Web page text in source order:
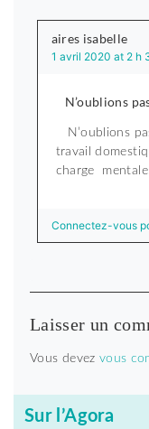
aires isabelle
1 avril 2020 at 2 h
N’oublions
N’oublions
travail
charge mentale.
Connectez-vous
Laisser un
Vous devez vous
Sur l’Agora